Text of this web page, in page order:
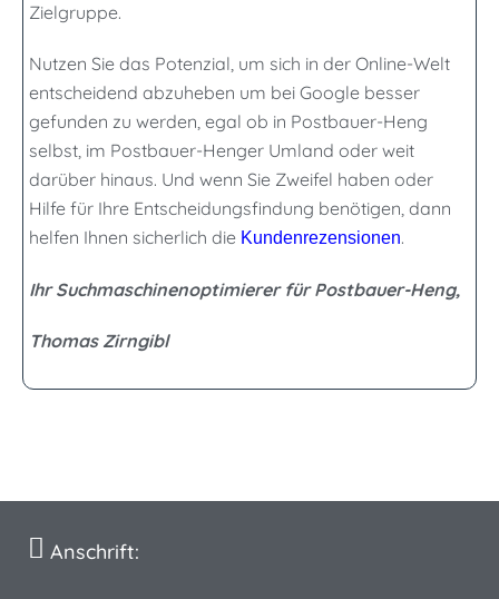
Zielgruppe.
Nutzen Sie das Potenzial, um sich in der Online-Welt
entscheidend abzuheben um bei Google besser
gefunden zu werden, egal ob in Postbauer-Heng
selbst, im Postbauer-Henger Umland oder weit
darüber hinaus. Und wenn Sie Zweifel haben oder
Hilfe für Ihre Entscheidungsfindung benötigen, dann
helfen Ihnen sicherlich die Kundenrezensionen.
Ihr Suchmaschinenoptimierer für Postbauer-Heng,
Thomas Zirngibl
Anschrift: